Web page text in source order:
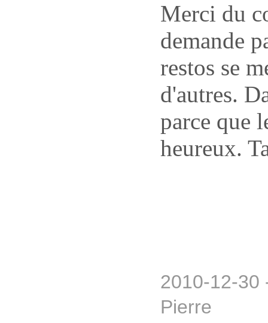
Merci du
demande
restos se
d'autres.
parce que
heureux.
2010-12-30
Pierre